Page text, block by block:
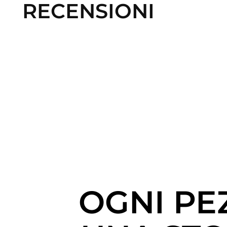
RECENSIONI
OGNI